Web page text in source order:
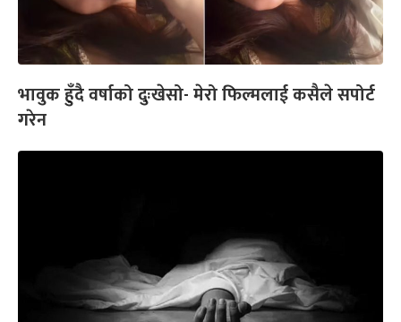
भावुक हुँदै वर्षाको दुःखेसो- मेरो फिल्मलाई कसैले सपोर्ट
गरेन